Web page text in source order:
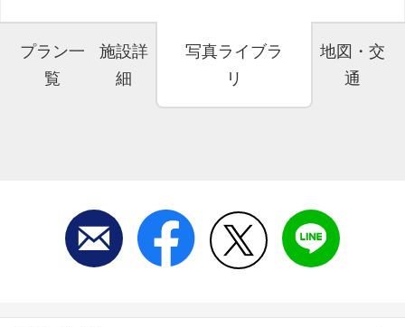
プラン一
覧
施設詳
細
写真ライブラ
リ
地図・交
通